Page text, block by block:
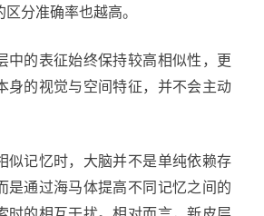
分准确率也越高。
中的表征始终保持较高相似性，更
身的视觉与空间特征，并不会主动
似记忆时，大脑并不是单纯依赖存
是通过海马体提高不同记忆之间的